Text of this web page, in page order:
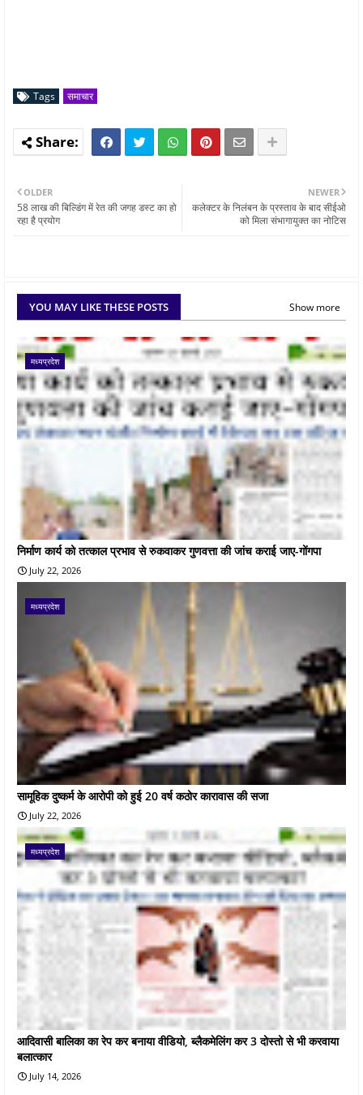
Tags समाचार
NEWER
कलेक्टर के निलंबन के प्रस्ताव के बाद सीईओ
को मिला संभागायुक्त का नोटिस
OLDER
58 लाख की बिल्डिंग में रेत की जगह डस्ट का हो
रहा है प्रयोग
YOU MAY LIKE THESE POSTS Show more
मध्यप्रदेश
निर्माण कार्य को तत्काल प्रभाव से रुकवाकर गुणवत्ता की जांच कराई जाए-गोंगपा
July 22, 2026
मध्यप्रदेश
सामूहिक दुष्कर्म के आरोपी को हुई 20 वर्ष कठोर कारावास की सजा
July 22, 2026
मध्यप्रदेश
आदिवासी बालिका का रेप कर बनाया वीडियो, ब्लैकमेलिंग कर 3 दोस्तो से भी करवाया
बलात्कार
July 14, 2026